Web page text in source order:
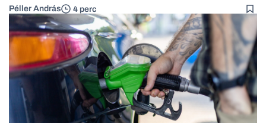
Péller András 4 perc